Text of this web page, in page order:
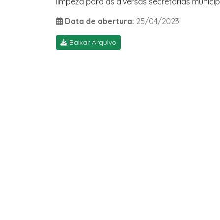
Data de abertura: 25/04/2023
Baixar Arquivo